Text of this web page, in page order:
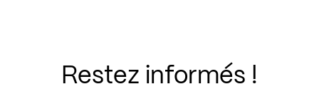
Restez informés !